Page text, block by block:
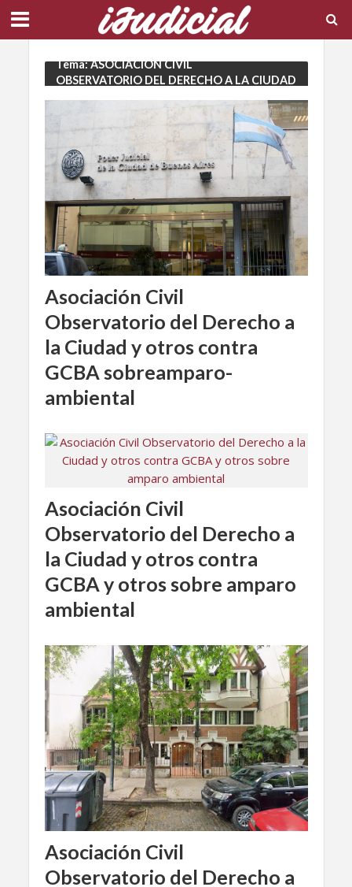
Tema: ASOCIACION CIVIL
OBSERVATORIO DEL DERECHO A LA CIUDAD
Asociación Civil
Observatorio del Derecho a
la Ciudad y otros contra
GCBA sobreamparo-
ambiental
Asociación Civil
Observatorio del Derecho a
la Ciudad y otros contra
GCBA y otros sobre amparo
ambiental
Asociación Civil
Observatorio del Derecho a